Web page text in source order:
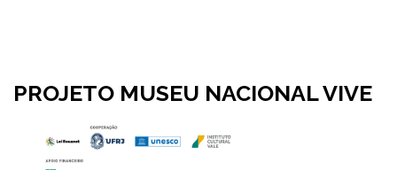
PROJETO MUSEU NACIONAL VIVE